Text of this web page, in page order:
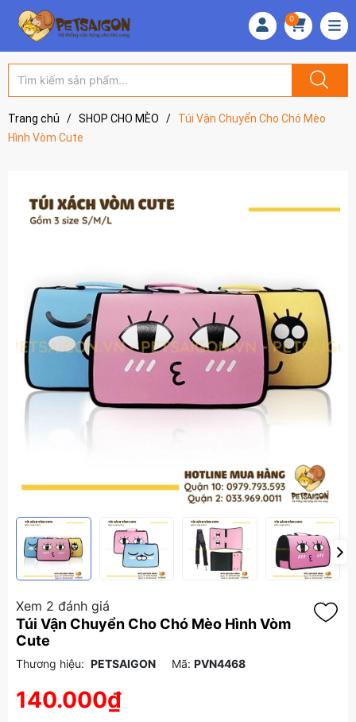
0
Trang chủ / SHOP CHO MÈO /
Túi Vận Chuyển Cho Chó Mèo
Hình Vòm Cute
Xem 2 đánh giá
Túi Vận Chuyển Cho Chó Mèo Hình Vòm
Cute
Thương hiệu: PETSAIGON Mã: PVN4468
140.000₫